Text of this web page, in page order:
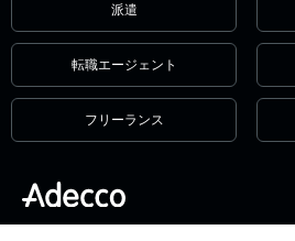
派遣
転職エージェント
フリーランス